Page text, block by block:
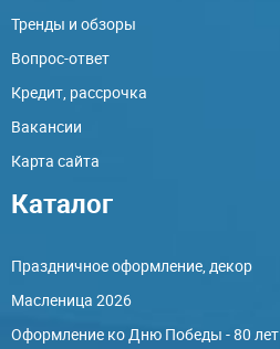
Тренды и обзоры
Вопрос-ответ
Кредит, рассрочка
Вакансии
Карта сайта
Каталог
Праздничное оформление, декор
Масленица 2026
Оформление ко Дню Победы - 80 лет